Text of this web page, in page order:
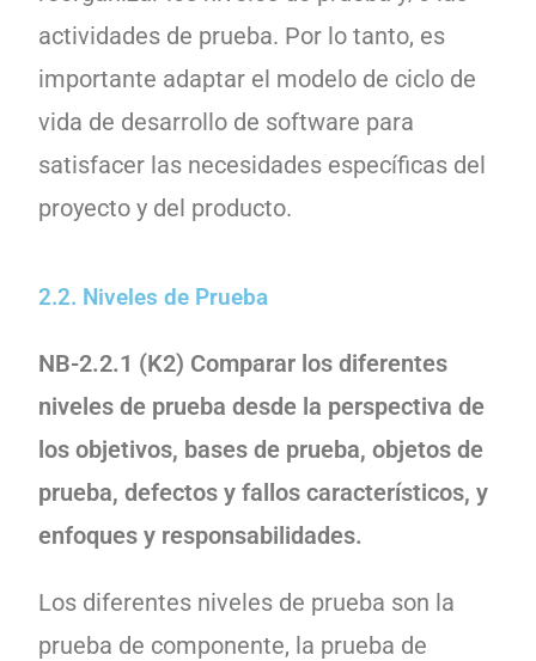
actividades de prueba. Por lo tanto, es
importante adaptar el modelo de ciclo de
vida de desarrollo de software para
satisfacer las necesidades específicas del
proyecto y del producto.
2.2. Niveles de Prueba
NB-2.2.1 (K2) Comparar los diferentes
niveles de prueba desde la perspectiva de
los objetivos, bases de prueba, objetos de
prueba, defectos y fallos característicos, y
enfoques y responsabilidades.
Los diferentes niveles de prueba son la
prueba de componente, la prueba de